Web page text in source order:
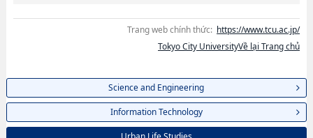
Trang web chính thức: https://www.tcu.ac.jp/
Tokyo City UniversityVề lại Trang chủ
Science and Engineering
Information Technology